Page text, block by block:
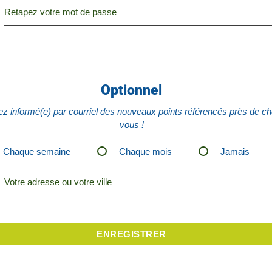
Retapez votre mot de passe
Optionnel
informé(e) par courriel des nouveaux points référencés près de
vous !
Chaque semaine Chaque mois Jamais
Votre adresse ou votre ville